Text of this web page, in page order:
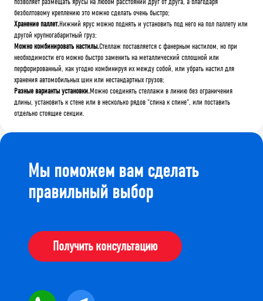
безболтовому креплению это можно сделать очень быстро;
Хранение паллет.Нижний ярус можно поднять и установить под него на пол паллету или
другой крупногабаритный груз;
Можно комбинировать настилы.Стеллаж поставляется с фанерным настилом, но при
необходимости его можно быстро заменить на металлический сплошной или
перфорированный, как угодно комбинируя их между собой, или убрать настил для
хранения автомобильных шин или нестандартных грузов;
Разные варианты установки.Можно соединять стеллажи в линию без ограничения
длины, установить к стене или в несколько рядов "спина к спине", или поставить
отдельно стоящие секции.
Мы поможем вам сделать
правильный выбор
Получить консультацию